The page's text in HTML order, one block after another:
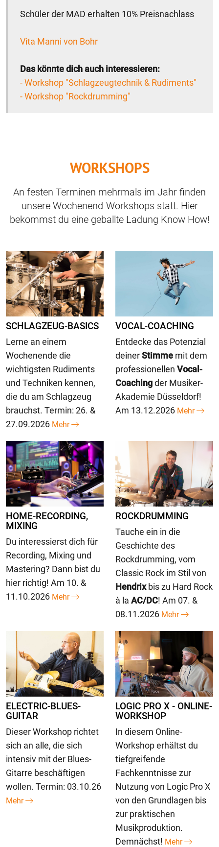
Schüler der MAD erhalten 10% Preisnachlass
Vita Manni von Bohr
Das könnte dich auch interessieren:
- Workshop "Schlagzeugtechnik & Rudiments"
- Workshop "Rockdrumming"
WORKSHOPS
An festen Terminen mehrmals im Jahr finden
unsere Wochenend-Workshops statt. Hier
bekommst du eine geballte Ladung Know How!
SCHLAGZEUG-BASICS
Lerne an einem
Wochenende die
wichtigsten Rudiments
und Techniken kennen,
die du am Schlagzeug
brauchst. Termin: 26. &
27.09.2026 Mehr
VOCAL-COACHING
Entdecke das Potenzial
deinerStimme mit dem
professionellen Vocal-
Coachingder Musiker-
Akademie Düsseldorf!
Am 13.12.2026 Mehr
HOME-RECORDING,
MIXING
Du interessierst dich für
Recording, Mixing und
Mastering? Dann bist du
hier richtig! Am 10. &
11.10.2026 Mehr
ROCKDRUMMING
Tauche ein in die
Geschichte des
Rockdrumming, vom
Classic Rock im Stil von
Hendrixbis zu Hard Rock
à la AC/DC! Am 07. &
08.11.2026 Mehr
ELECTRIC-BLUES-
GUITAR
Dieser Workshop richtet
sich an alle, die sich
intensiv mit der Blues-
Gitarre beschäftigen
wollen. Termin: 03.10.26
Mehr
LOGIC PRO X - ONLINE-
WORKSHOP
In diesem Online-
Workshop erhältst du
tiefgreifende
Fachkenntnisse zur
Nutzung von Logic Pro X
von den Grundlagen bis
zur praktischen
Musikproduktion.
Demnächst! Mehr